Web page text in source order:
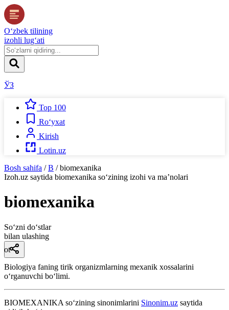
O‘zbek tilining
izohli lug‘ati
ЎЗ
Top 100
Ro‘yxat
Kirish
Lotin.uz
Bosh sahifa / B / biomexanika
Izoh.uz saytida biomexanika so‘zining izohi va ma’nolari
biomexanika
So‘zni do‘stlar
bilan ulashing
ot
Biologiya faning tirik organizmlarning mexanik xossalarini
oʻrganuvchi boʻlimi.
BIOMEXANIKA so‘zining sinonimlarini Sinonim.uz saytida